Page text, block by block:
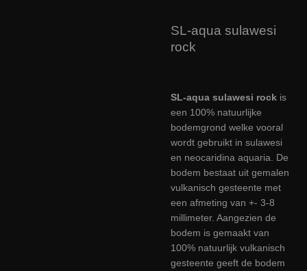
SL-aqua sulawesi
rock
SL-aqua sulawesi rock is
een 100% natuurlijke
bodemgrond welke vooral
wordt gebruikt in sulawesi
en neocaridina aquaria. De
bodem bestaat uit gemalen
vulkanisch gesteente met
een afmeting van +- 3-8
millimeter. Aangezien de
bodem is gemaakt van
100% natuurlijk vulkanisch
gesteente geeft de bodem